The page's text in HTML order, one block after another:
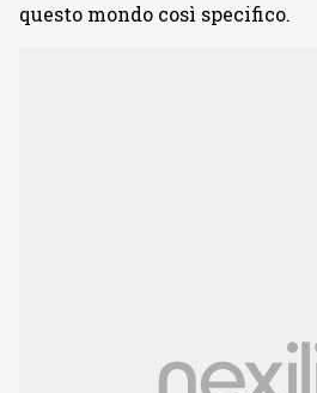
questo mondo così specifico.